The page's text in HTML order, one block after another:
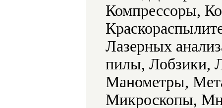
Компрессоры,
Лазерных
пилы, Лобзики,
Манометры,
Микроскопы,